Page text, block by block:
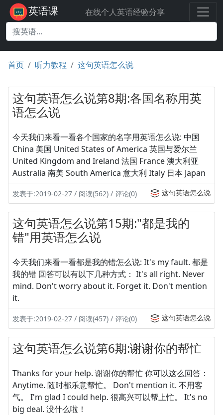
英语课 在线个人英语经验分享
首页 听力教程 这句英语怎么说
这句英语怎么说第8期:各国名称用英
语怎么说
今天我们来看一看各个国家的名字用英语怎么说: 中国
China 美国 United States of America 英国与爱尔兰
United Kingdom and Ireland 法国 France 澳大利亚
Australia 南美 South America 意大利 Italy 日本 Japan
发表于:2019-02-27 / 阅读(562) / 评论(0) 这句英语怎么说
这句英语怎么说第15期:"都是我的
错"用英语怎么说
今天我们来看一看都是我的错怎么说: It's my fault. 都是
我的错 回答可以有以下几种方式： It's all right. Never
mind. Don't worry about it. Forget it. Don't mention
it.
发表于:2019-02-27 / 阅读(457) / 评论(0) 这句英语怎么说
这句英语怎么说第6期:谢谢你的帮忙
Thanks for your help. 谢谢你的帮忙 你可以这么回答：
Anytime. 随时都乐意帮忙。 Don't mention it. 不用客
气。 I'm glad I could help. 很高兴可以帮上忙。 It's no
big deal. 没什么啦！